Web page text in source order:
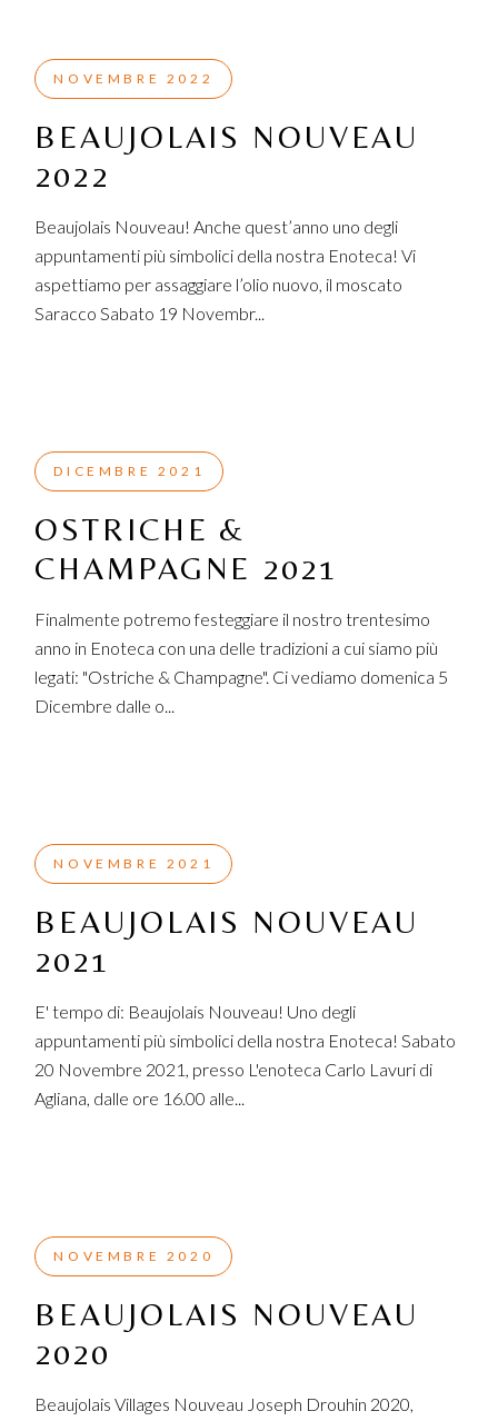
NOVEMBRE 2022
BEAUJOLAIS NOUVEAU
2022
Beaujolais Nouveau! Anche quest’anno uno degli
appuntamenti più simbolici della nostra Enoteca! Vi
aspettiamo per assaggiare l’olio nuovo, il moscato
Saracco Sabato 19 Novembr...
DICEMBRE 2021
OSTRICHE &
CHAMPAGNE 2021
Finalmente potremo festeggiare il nostro trentesimo
anno in Enoteca con una delle tradizioni a cui siamo più
legati: "Ostriche & Champagne". Ci vediamo domenica 5
Dicembre dalle o...
NOVEMBRE 2021
BEAUJOLAIS NOUVEAU
2021
E' tempo di: Beaujolais Nouveau! Uno degli
appuntamenti più simbolici della nostra Enoteca! Sabato
20 Novembre 2021, presso L'enoteca Carlo Lavuri di
Agliana, dalle ore 16.00 alle...
NOVEMBRE 2020
BEAUJOLAIS NOUVEAU
2020
Beaujolais Villages Nouveau Joseph Drouhin 2020,